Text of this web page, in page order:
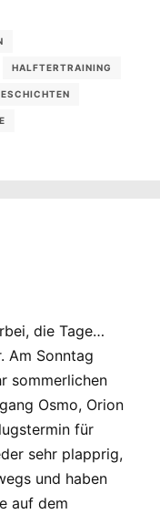
HALFTERTRAINING
die Tage…
Am Sonntag
sommerlichen
Osmo, Orion
für
sehr plapprig,
und haben
auf dem